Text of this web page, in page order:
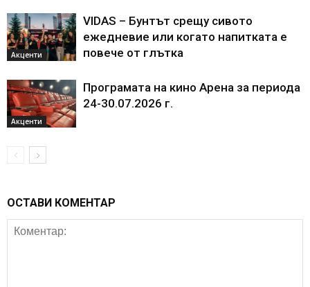
Акценти
VIDAS – Бунтът срещу сивото
ежедневие или когато напитката е
повече от глътка
Акценти
Програмата на кино Арена за периода
24-30.07.2026 г.
ОСТАВИ КОМЕНТАР